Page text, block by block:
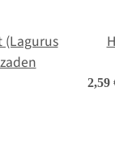
(Lagurus
2,59